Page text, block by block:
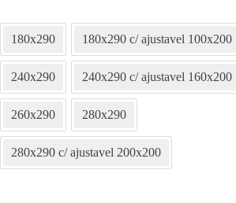
180x290 180x290 c/ ajustavel 100x200
240x290 240x290 c/ ajustavel 160x200
260x290 280x290
280x290 c/ ajustavel 200x200